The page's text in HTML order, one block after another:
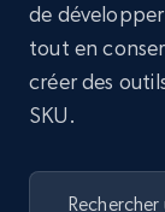
de
tout en
créer des
SKU.